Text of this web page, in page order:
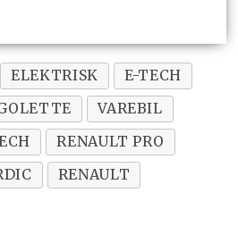
ELEKTRISK
E-TECH
VAREBIL
RENAULT PRO
RENAULT